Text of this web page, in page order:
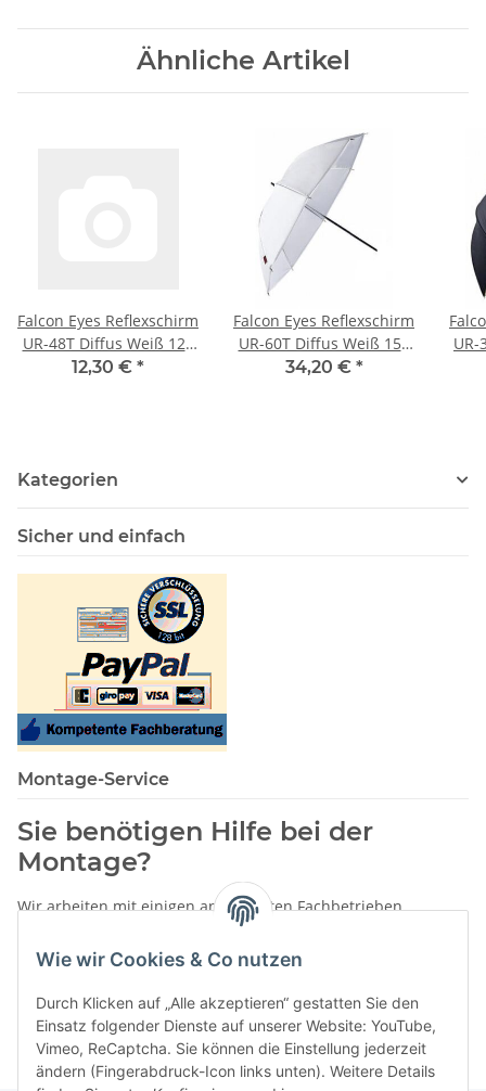
Wie wir Cookies & Co nutzen
Durch Klicken auf „Alle akzeptieren“ gestatten Sie den
Einsatz folgender Dienste auf unserer Website: YouTube,
Vimeo, ReCaptcha. Sie können die Einstellung jederzeit
ändern (Fingerabdruck-Icon links unten). Weitere Details
Ähnliche Artikel
Falcon Eyes Reflexschirm
UR-48T Diffus Weiß 122
cm
12,30 € *
Falcon Eyes Reflexschirm
UR-60T Diffus Weiß 152
cm
34,20 € *
UR-
Kategorien
Sicher und einfach
Montage-Service
Sie benötigen Hilfe bei der
Montage?
Wir arbeiten mit einigen anerkannten Fachbetrieben
Rufen Sie uns einfach an:
oder schreiben Sie uns eine eMail!